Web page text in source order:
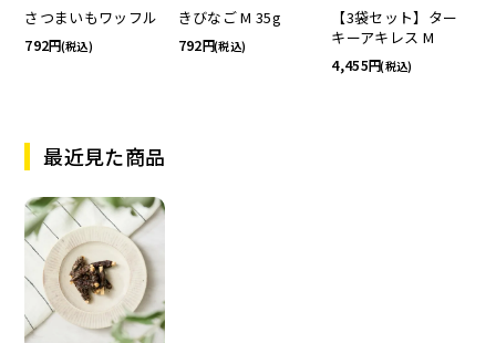
さつまいもワッフル
792 (税込)
きびなご M 35g
792 (税込)
【3袋セット】ター
キーアキレス M
4,455 (税込)
最近見た商品